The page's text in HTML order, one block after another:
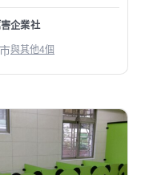
企業社
與其他4個